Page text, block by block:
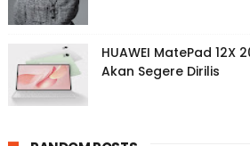
HUAWEI MatePad 12X
Akan Segere Dirilis